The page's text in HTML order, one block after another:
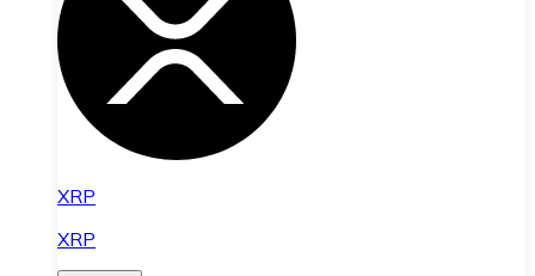
XRP
XRP